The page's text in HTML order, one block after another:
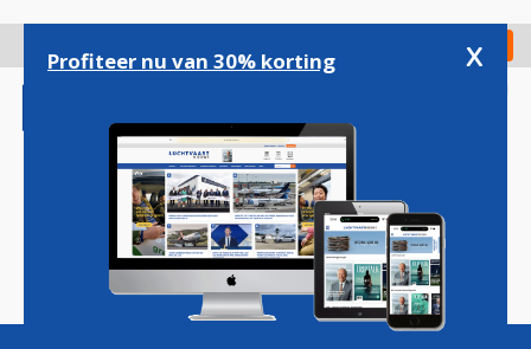
gaan
Check in
Magazine Podcasts Vacatures
Profiteer nu van 30% korting x